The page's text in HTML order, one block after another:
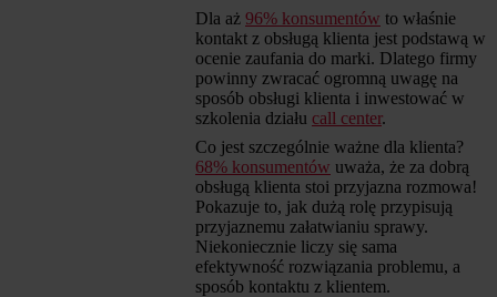
Dla aż 96% konsumentów to właśnie
kontakt z obsługą klienta jest podstawą w
ocenie zaufania do marki. Dlatego firmy
powinny zwracać ogromną uwagę na
sposób obsługi klienta i inwestować w
szkolenia działu call center.
Co jest szczególnie ważne dla klienta?
68% konsumentów uważa, że za dobrą
obsługą klienta stoi przyjazna rozmowa!
Pokazuje to, jak dużą rolę przypisują
przyjaznemu załatwianiu sprawy.
Niekoniecznie liczy się sama
efektywność rozwiązania problemu, a
sposób kontaktu z klientem.